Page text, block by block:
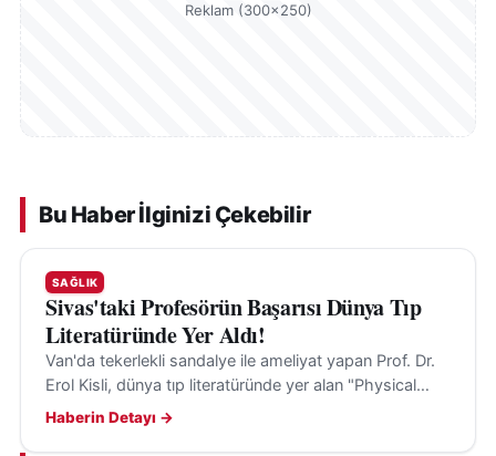
Reklam (300×250)
Bu Haber İlginizi Çekebilir
SAĞLIK
Sivas'taki Profesörün Başarısı Dünya Tıp
Literatüründe Yer Aldı!
Van'da tekerlekli sandalye ile ameliyat yapan Prof. Dr.
Erol Kisli, dünya tıp literatüründe yer alan "Physical
Limits" çalışmasıyla dikkat çekti.
Haberin Detayı →